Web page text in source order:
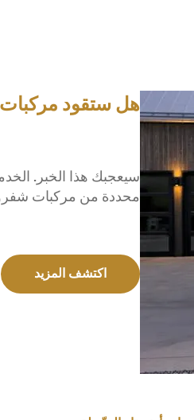
هل ستقود مركبات عام 2026
سيعجبك هذا الخبر.
محددة من مركبات شفروليه لعام 2026. تعرّف على الميزات
اكتشف المزيد